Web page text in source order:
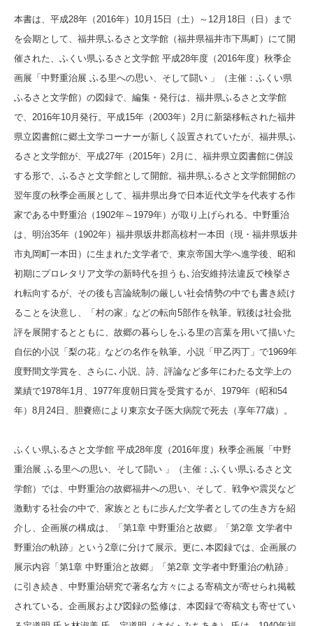
本書は、平成28年（2016年）10月15日（土）～12月18日（日）まで
を会期として、福井県ふるさと文学館（福井県福井市下馬町）にて開
催された、ふくい県ふるさと文学館 平成28年度（2016年度）秋季企
画展「中野重治展 ふる里への思い、そして闘い 」（主催：ふくい県
ふるさと文学館）の図録で、編集・発行は、福井県ふるさと文学館
で、2016年10月発行。平成15年（2003年）2月に新築移転された福井
県立図書館に郷土文学コーナーが新しく設置されていたが、福井県ふ
るさと文学館が、平成27年（2015年）2月に、福井県立図書館に併設
する形で、ふるさと文学館として開館。福井県ふるさと文学館開館の
翌年度の秋季企画展として、福井県出身で日本近代文学を代表する作
家である中野重治（1902年～1979年）が取り上げられる。中野重治
は、明治35年（1902年）福井県坂井郡高椋村一本田（現・福井県坂井
市丸岡町一本田）に生まれた文学者で、東京帝国大学へ進学後、昭和
初期にプロレタリア文学の新時代を担うも､治安維持法違反で検挙さ
れ転向するが、その後も言論統制の厳しい社会情勢の中でも書き続け
ることを決意し、「村の家」などの転向5部作を執筆。戦後は社会批
評を展開するとともに、故郷の暮らしをふる里の言葉を用いて描いた
自伝的小説「梨の花」などの名作を執筆。小説「甲乙丙丁」で1969年
度野間文学賞を、さらに､小説、詩、評論など多年にわたる文学上の
業績で1978年1月、1977年度朝日賞を受賞するが、1979年（昭和54
年）8月24日、胆嚢癌により東京女子医大病院で死去（享年77歳）。
ふくい県ふるさと文学館 平成28年度（2016年度）秋季企画展「中野
重治展 ふる里への思い、そして闘い 」（主催：ふくい県ふるさと文
学館）では、中野重治の故郷福井への思い、そして、戦争や震災など
激動する社会の中で、家族とともに歩んだ文学者としての生き方を紹
介し、企画展の構成は、「第1章 中野重治と故郷」「第2章 文学者中
野重治の軌跡」という2章に分けて展示。更に､本図録では、企画展の
展示内容「第1章 中野重治と故郷」「第2章 文学者中野重治の軌跡」
に引き続き、中野重治研究で著名な方々による寄稿文が寄せられ掲載
されている。企画展および図録の監修は、本図録で寄稿文も寄せてい